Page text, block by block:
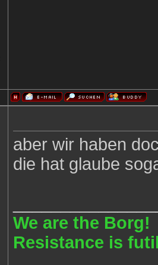
aber wir haben
die hat glaube
We are the Borg!
Resistance is